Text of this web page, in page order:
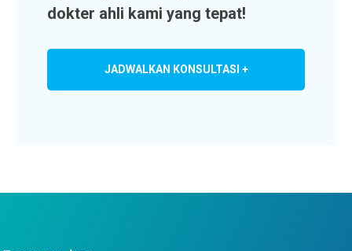
dokter ahli kami yang tepat!
JADWALKAN KONSULTASI +